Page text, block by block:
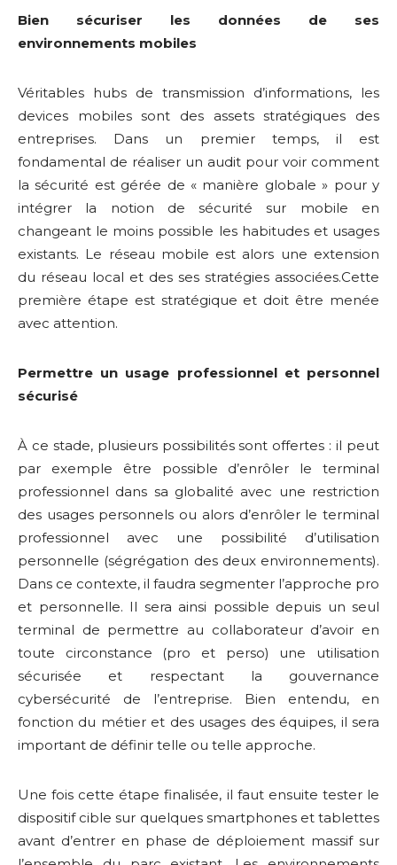
Bien sécuriser les données de ses
environnements mobiles
Véritables hubs de transmission d’informations, les
devices mobiles sont des assets stratégiques des
entreprises. Dans un premier temps, il est
fondamental de réaliser un audit pour voir comment
la sécurité est gérée de « manière globale » pour y
intégrer la notion de sécurité sur mobile en
changeant le moins possible les habitudes et usages
existants. Le réseau mobile est alors une extension
du réseau local et des ses stratégies associées.Cette
première étape est stratégique et doit être menée
avec attention.
Permettre un usage professionnel et personnel
sécurisé
À ce stade, plusieurs possibilités sont offertes : il peut
par exemple être possible d’enrôler le terminal
professionnel dans sa globalité avec une restriction
des usages personnels ou alors d’enrôler le terminal
professionnel avec une possibilité d’utilisation
personnelle (ségrégation des deux environnements).
Dans ce contexte, il faudra segmenter l’approche pro
et personnelle. Il sera ainsi possible depuis un seul
terminal de permettre au collaborateur d’avoir en
toute circonstance (pro et perso) une utilisation
sécurisée et respectant la gouvernance
cybersécurité de l’entreprise. Bien entendu, en
fonction du métier et des usages des équipes, il sera
important de définir telle ou telle approche.
Une fois cette étape finalisée, il faut ensuite tester le
dispositif cible sur quelques smartphones et tablettes
avant d’entrer en phase de déploiement massif sur